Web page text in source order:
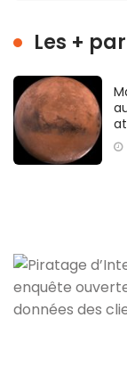
Les +